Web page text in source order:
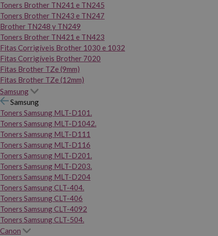
Toners Brother TN241 e TN245
Toners Brother TN243 e TN247
Brother TN248 y TN249
Toners Brother TN421 e TN423
Fitas Corrigíveis Brother 1030 e 1032
Fitas Corrigíveis Brother 7020
Fitas Brother TZe (9mm)
Fitas Brother TZe (12mm)
Samsung
Samsung
Toners Samsung MLT-D101.
Toners Samsung MLT-D1042.
Toners Samsung MLT-D111
Toners Samsung MLT-D116
Toners Samsung MLT-D201.
Toners Samsung MLT-D203.
Toners Samsung MLT-D204
Toners Samsung CLT-404.
Toners Samsung CLT-406
Toners Samsung CLT-4092
Toners Samsung CLT-504.
Canon